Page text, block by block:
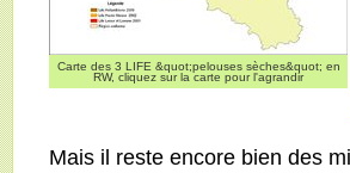
Carte des 3 LIFE &quot;pelouses sèches&quot; en
RW, cliquez sur la carte pour l'agrandir
Mais il reste encore bien des